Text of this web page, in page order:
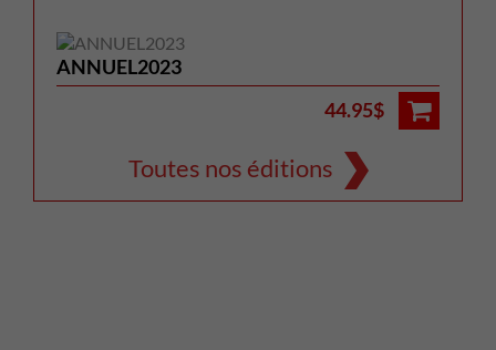
ANNUEL2023
44.95$
Toutes nos éditions